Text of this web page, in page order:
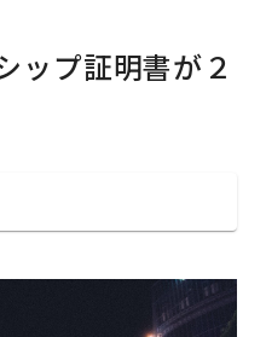
ップ証明書が２